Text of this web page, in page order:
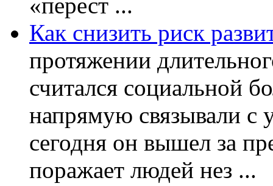
«перест ...
Как снизить риск
протяжении
считался социальной
напрямую связывали с
сегодня он вышел за
поражает людей нез ...